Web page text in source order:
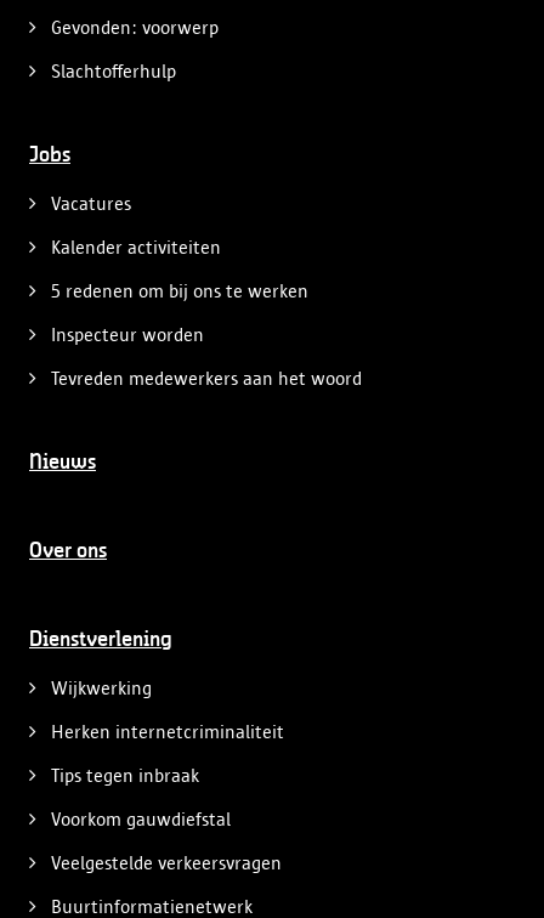
Gevonden: voorwerp
Slachtofferhulp
Jobs
Vacatures
Kalender activiteiten
5 redenen om bij ons te werken
Inspecteur worden
Tevreden medewerkers aan het woord
Nieuws
Over ons
Dienstverlening
Wijkwerking
Herken internetcriminaliteit
Tips tegen inbraak
Voorkom gauwdiefstal
Veelgestelde verkeersvragen
Buurtinformatienetwerk